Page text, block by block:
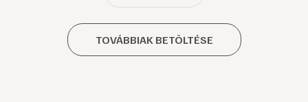
TOVÁBBIAK BETÖLTÉSE